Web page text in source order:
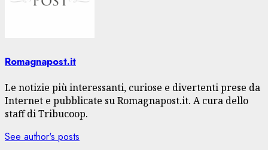
Romagnapost.it
Le notizie più interessanti, curiose e divertenti prese da
Internet e pubblicate su Romagnapost.it. A cura dello
staff di Tribucoop.
See author's posts